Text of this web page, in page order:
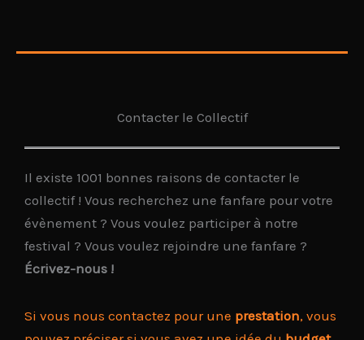
Contacter le Collectif
Il existe 1001 bonnes raisons de contacter le
collectif ! Vous recherchez une fanfare pour votre
évènement ? Vous voulez participer à notre
festival ? Vous voulez rejoindre une fanfare ?
Écrivez-nous !
Si vous nous contactez pour une prestation, vous